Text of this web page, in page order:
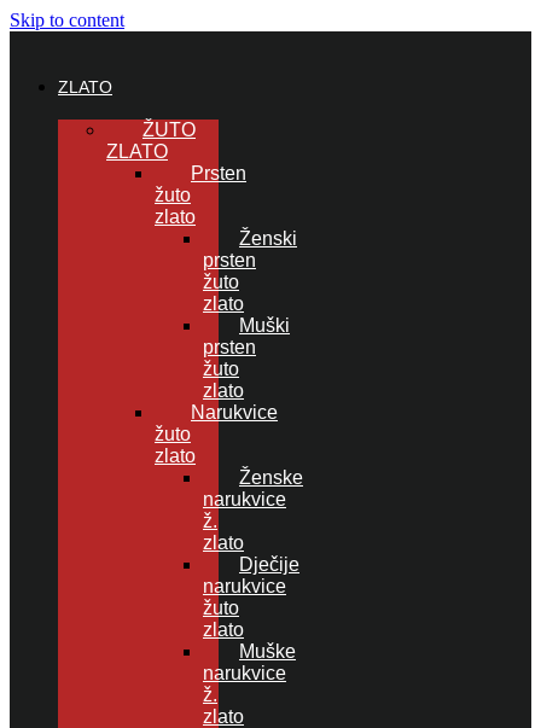
Skip to content
ZLATO
ŽUTO
ZLATO
Prsten
žuto
zlato
Ženski
prsten
žuto
zlato
Muški
prsten
žuto
zlato
Narukvice
žuto
zlato
Ženske
narukvice
ž.
zlato
Dječije
narukvice
žuto
zlato
Muške
narukvice
ž.
zlato